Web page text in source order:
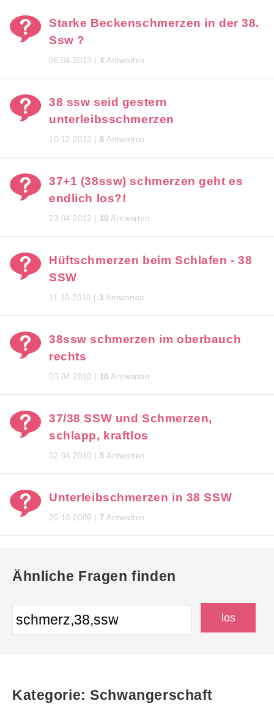
Starke Beckenschmerzen in der 38.
Ssw ?
06.04.2013 | 4 Antworten
38 ssw seid gestern
unterleibsschmerzen
10.12.2012 | 8 Antworten
37+1 (38ssw) schmerzen geht es
endlich los?!
23.04.2012 | 10 Antworten
Hüftschmerzen beim Schlafen - 38
SSW
11.10.2010 | 3 Antworten
38ssw schmerzen im oberbauch
rechts
03.04.2010 | 10 Antworten
37/38 SSW und Schmerzen,
schlapp, kraftlos
02.04.2010 | 5 Antworten
Unterleibschmerzen in 38 SSW
25.10.2009 | 7 Antworten
Ähnliche Fragen finden
Kategorie: Schwangerschaft